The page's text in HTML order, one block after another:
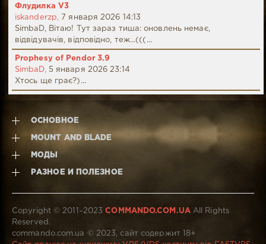
Флудилка V3
iskanderzp, 7 января 2026 14:13
SimbaD, Вітаю! Тут зараз тиша: оновлень немає,
відвідувачів, відповідно, теж...(((...
Prophesy of Pendor 3.9
SimbaD, 5 января 2026 23:14
Хтось ще грає?)...
ОСНОВНОЕ
MOUNT AND BLADE
МОДЫ
РАЗНОЕ И ПОЛЕЗНОЕ
Copyright © 2011–2023COMMANDO.COM.UAAll Rights
Reserved.
commando.com.ua © 2023, сайт содержит 18+